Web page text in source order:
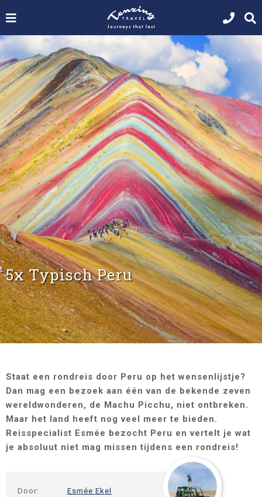
5x Typisch Peru
Staat een rondreis door Peru op het wensenlijstje?
Dan mag een bezoek aan één van de bekende zeven
wereldwonderen, de Machu Picchu, niet ontbreken.
Maar het land heeft nog veel meer te bieden.
Reisspecialist Esmée bezocht Peru en vertelt je wat
je absoluut niet mag missen tijdens een rondreis!
Door:
Esmée Ekel